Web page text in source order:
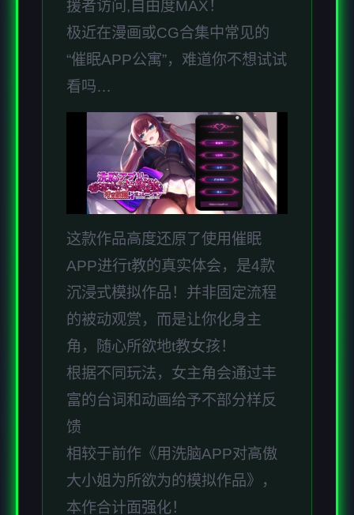
援者访问,自由度MAX！
极近在漫画或CG合集中常见的
“催眠APP公寓”，难道你不想试试
看吗…
这款作品高度还原了使用催眠
APP进行t教的真实体会，是4款
沉浸式模拟作品！并非固定流程
的被动观赏，而是让你化身主
角，随心所欲地t教女孩！
根据不同玩法，女主角会通过丰
富的台词和动画给予不部分样反
馈
相较于前作《用洗脑APP对高傲
大小姐为所欲为的模拟作品》，
本作合计面强化！